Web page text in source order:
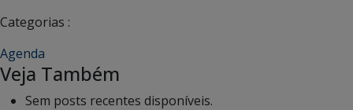
Categorias :
Agenda
Veja Também
Sem posts recentes disponíveis.